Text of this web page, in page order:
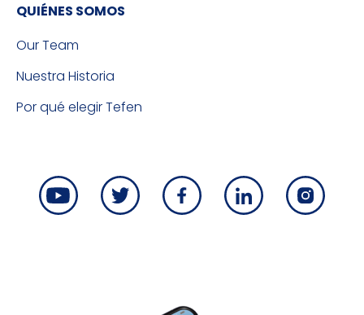
QUIÉNES SOMOS
Our Team
Nuestra Historia
Por qué elegir Tefen